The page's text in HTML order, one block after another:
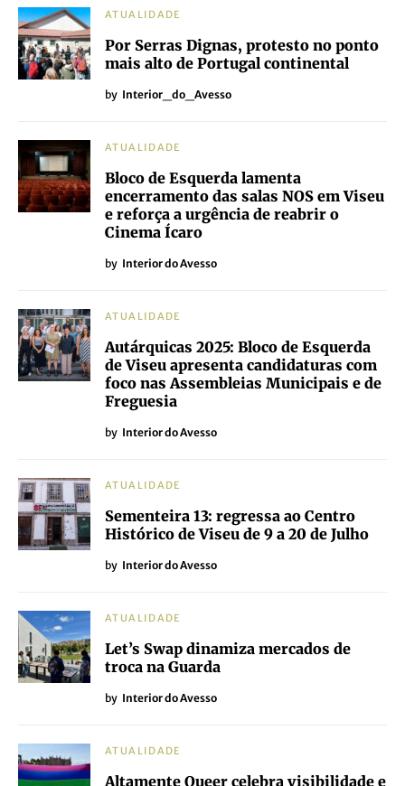
ATUALIDADE
Por Serras Dignas, protesto no ponto
mais alto de Portugal continental
by Interior_do_Avesso
ATUALIDADE
Bloco de Esquerda lamenta
encerramento das salas NOS em Viseu
e reforça a urgência de reabrir o
Cinema Ícaro
by Interior do Avesso
ATUALIDADE
Autárquicas 2025: Bloco de Esquerda
de Viseu apresenta candidaturas com
foco nas Assembleias Municipais e de
Freguesia
by Interior do Avesso
ATUALIDADE
Sementeira 13: regressa ao Centro
Histórico de Viseu de 9 a 20 de Julho
by Interior do Avesso
ATUALIDADE
Let’s Swap dinamiza mercados de
troca na Guarda
by Interior do Avesso
ATUALIDADE
Altamente Queer celebra visibilidade e